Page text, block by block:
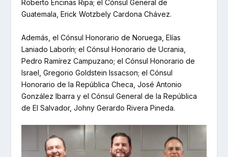
Roberto Encinas Ripa; el Cónsul General de
Guatemala, Erick Wotzbely Cardona Chávez.
Además, el Cónsul Honorario de Noruega, Elías
Laniado Laborín; el Cónsul Honorario de Ucrania,
Pedro Ramírez Campuzano; el Cónsul Honorario de
Israel, Gregorio Goldstein Issacson; el Cónsul
Honorario de la República Checa, José Antonio
González Ibarra y el Cónsul General de la República
de El Salvador, Johny Gerardo Rivera Pineda.